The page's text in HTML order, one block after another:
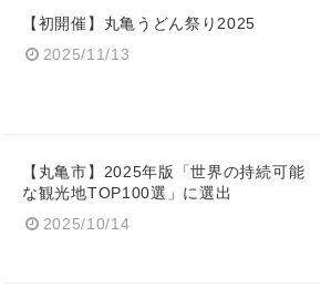
【初開催】丸亀うどん祭り2025
2025/11/13
【丸亀市】2025年版「世界の持続可能
な観光地TOP100選」に選出
2025/10/14
Japanese